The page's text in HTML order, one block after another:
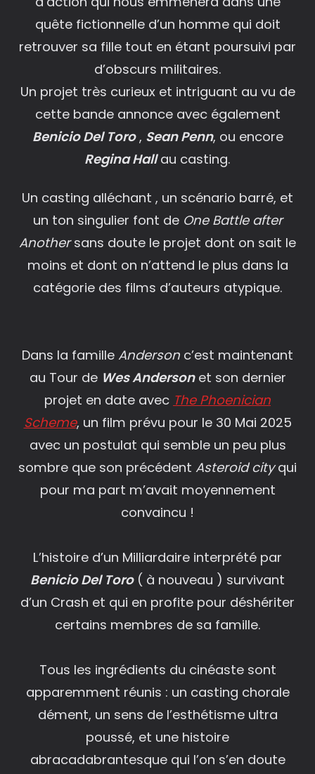
quête fictionnelle d’un homme qui doit
retrouver sa fille tout en étant poursuivi par
d’obscurs militaires.
Un projet très curieux et intriguant au vu de
cette bande annonce avec également
Benicio Del Toro, Sean Penn, ou encore
Regina Hallau casting.
Un casting alléchant , un scénario barré, et
un ton singulier font deOne Battle after
Anothersans doute le projet dont on sait le
moins et dont on n’attend le plus dans la
catégorie des films d’auteurs atypique.
Dans la famille Anderson c’est maintenant
au Tour de Wes Andersonet son dernier
projet en date avec The Phoenician
Scheme, un film prévu pour le 30 Mai 2025
avec un postulat qui semble un peu plus
sombre que son précédent Asteroid cityqui
pour ma part m’avait moyennement
convaincu !
L’histoire d’un Milliardaire interprété par
Benicio Del Toro( à nouveau ) survivant
d’un Crash et qui en profite pour déshériter
certains membres de sa famille.
Tous les ingrédients du cinéaste sont
apparemment réunis : un casting chorale
dément, un sens de l’esthétisme ultra
poussé, et une histoire
abracadabrantesque qui l’on s’en doute